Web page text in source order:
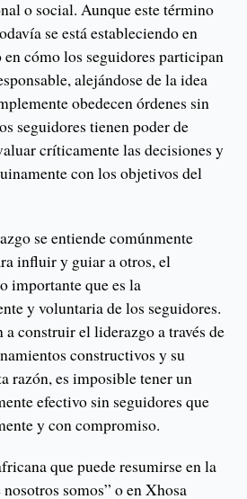
o social. Aunque este término
se está estableciendo en
cómo los seguidores participan
alejándose de la idea
obedecen órdenes sin
seguidores tienen poder de
críticamente las decisiones y
con los objetivos del
se entiende comúnmente
influir y guiar a otros, el
importante que es la
y voluntaria de los seguidores.
construir el liderazgo a través de
constructivos y su
razón, es imposible tener un
efectivo sin seguidores que
y con compromiso.
que puede resumirse en la
somos” o en Xhosa